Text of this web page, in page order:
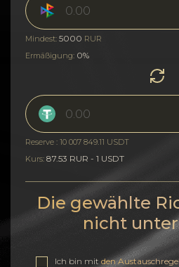
Mindest: 5000 RUR
Ermäßigung: 0%
Reserve : 10 007 849.11 USDT
Kurs: 87.53 RUR - 1 USDT
Die gewählte
nicht
Ich bin mit den